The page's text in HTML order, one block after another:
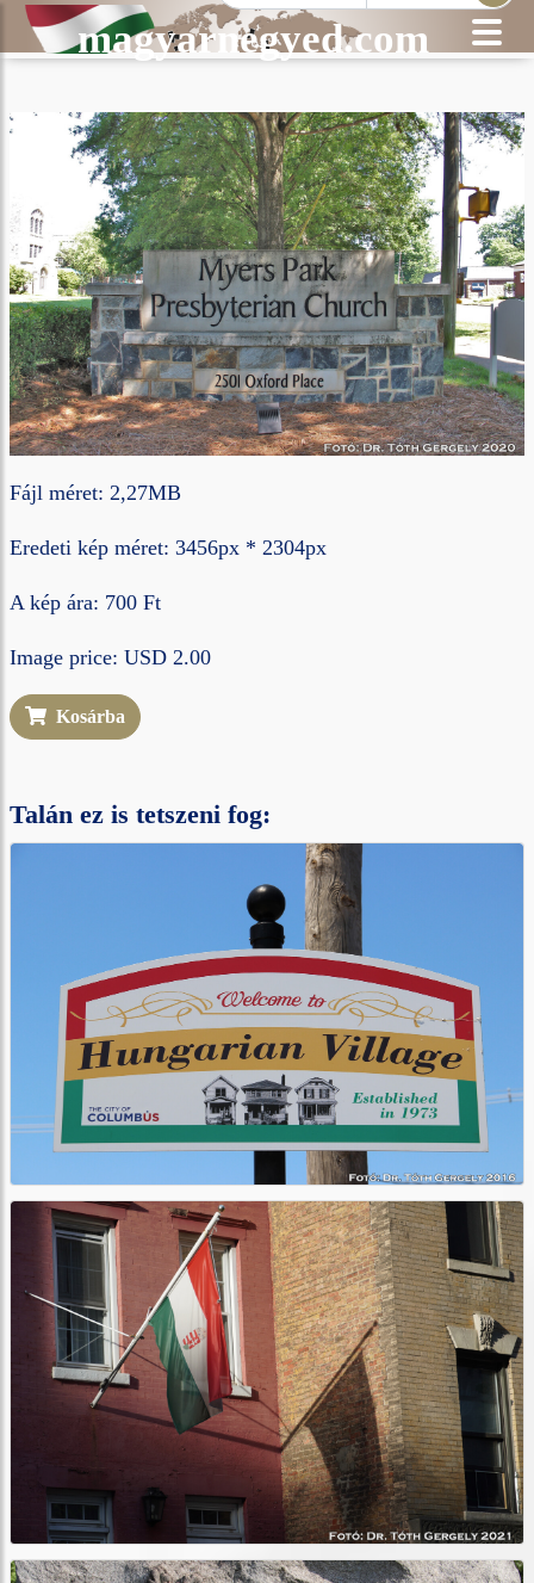
magyarnegyed.com
Fájl méret: 2,27MB
Eredeti kép méret: 3456px * 2304px
A kép ára: 700 Ft
Image price: USD 2.00
Kosárba
Talán ez is tetszeni fog: